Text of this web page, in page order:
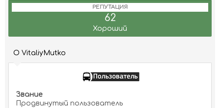
РЕПУТАЦИЯ
62
Хороший
О VitaliyMutko
Звание
Продвинутый пользователь